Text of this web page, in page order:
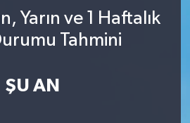
Yarın ve 1 Haftalık
Tahmini
ŞU AN